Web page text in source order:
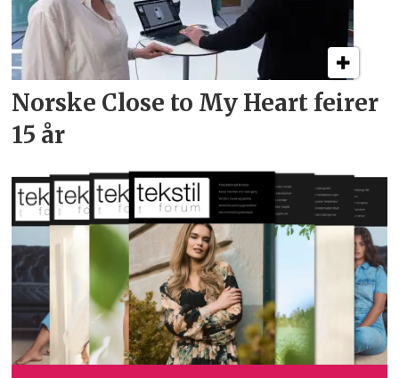
Norske Close to My Heart feirer
15 år